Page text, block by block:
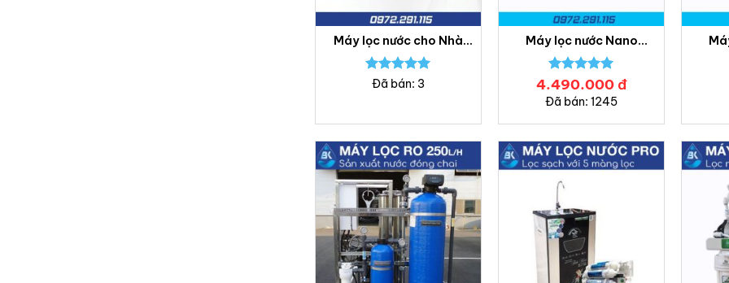
Máy lọc nước cho Nhà
hàng, Khách sạn – Lọc
nước Bách Khoa
Được xếp
Đã bán: 3
Máy lọc nước Nano
Geyser Ecotar 3 – Bách
Khoa
Được xếp
hạng
5.00
5 sao
4.490.000 đ
Đã bán: 1245